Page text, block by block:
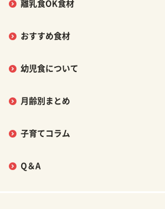
離乳食OK食材
おすすめ食材
幼児食について
月齢別まとめ
子育てコラム
Q＆A